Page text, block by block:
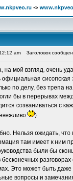
->
am Заголовок
на мой взгляд, очень
официальная
по делу, без трепа
бы в перерывах
созваниваться с
)
Нельзя ожидать, что
там имеет к ним
были бы
Это может быть даже
вопросы и